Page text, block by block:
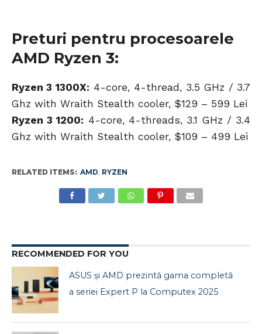
Preturi pentru procesoarele
AMD Ryzen 3:
Ryzen 3 1300X: 4-core, 4-thread, 3.5 GHz / 3.7
Ghz with Wraith Stealth cooler, $129 – 599 Lei
Ryzen 3 1200: 4-core, 4-threads, 3.1 GHz / 3.4
Ghz with Wraith Stealth cooler, $109 – 499 Lei
RELATED ITEMS: AMD RYZEN
RECOMMENDED FOR YOU
ASUS și AMD prezintă gama completă
a seriei Expert P la Computex 2025